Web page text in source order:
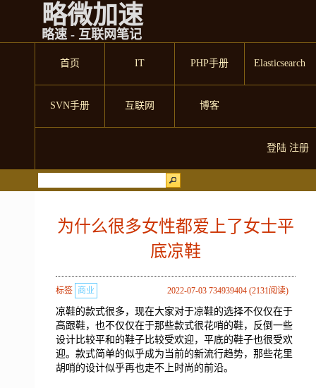
略微加速
略速 - 互联网笔记
首页 IT PHP手册 Elasticsearch
SVN手册 互联网 博客
登陆 注册
为什么很多女性都爱上了女士平
底凉鞋
2022-07-03 734939404 (2131阅读)
标签 商业
凉鞋的款式很多，现在大家对于凉鞋的选择不仅仅在于
高跟鞋，也不仅仅在于那些款式很花哨的鞋，反倒一些
设计比较平和的鞋子比较受欢迎，平底的鞋子也很受欢
迎。款式简单的似乎成为当前的新流行趋势，那些花里
胡哨的设计似乎再也走不上时尚的前沿。